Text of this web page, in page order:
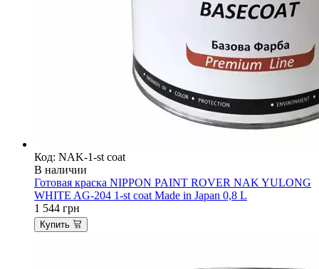
Код: NAK-1-st coat
В наличии
Готовая краска NIPPON PAINT ROVER NAK YULONG
WHITE AG-204 1-st coat Made in Japan 0,8 L
1 544 грн
Купить